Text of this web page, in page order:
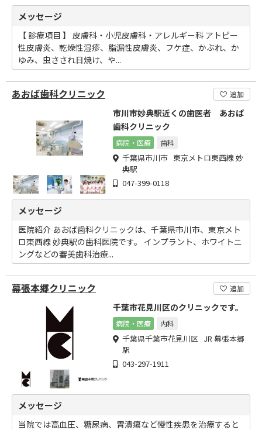
メッセージ
【 診療項目 】 皮膚科・小児皮膚科・アレルギー科 アトピー
性皮膚炎、乾燥性湿疹、脂漏性皮膚炎、フケ症、かぶれ、か
ゆみ、虫さされ日焼け、や...
あおば歯科クリニック 追加
市川市妙典駅近くの歯医者 あおば
歯科クリニック
病院・医療 歯科
千葉県市川市 東京メトロ東西線 妙
典駅
047-399-0118
メッセージ
医院紹介 あおば歯科クリニックは、千葉県市川市、東京メト
ロ東西線 妙典駅の歯科医院です。 インプラント、ホワイトニ
ングなどの審美歯科治療...
幕張本郷クリニック 追加
千葉市花見川区のクリニックです。
病院・医療 内科
千葉県千葉市花見川区 JR 幕張本郷
駅
043-297-1911
メッセージ
当院では高血圧、糖尿病、胃潰瘍など慢性疾患を治療すると